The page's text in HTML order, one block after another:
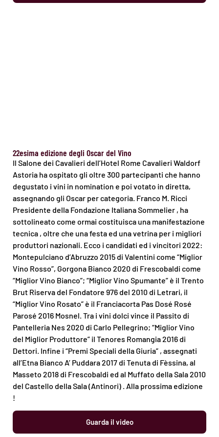
22esima edizione degli Oscar del Vino
Il Salone dei Cavalieri dell’Hotel Rome Cavalieri Waldorf
Astoria ha ospitato gli oltre 300 partecipanti che hanno
degustato i vini in nomination e poi votato in diretta,
assegnando gli Oscar per categoria. Franco M. Ricci
Presidente della Fondazione Italiana Sommelier , ha
sottolineato come ormai costituisca una manifestazione
tecnica , oltre che una festa ed una vetrina per i migliori
produttori nazionali. Ecco i candidati ed i vincitori 2022:
Montepulciano d’Abruzzo 2015 di Valentini come “Miglior
Vino Rosso”, Gorgona Bianco 2020 di Frescobaldi come
“Miglior Vino Bianco”; “Miglior Vino Spumante” è il Trento
Brut Riserva del Fondatore 976 del 2010 di Letrari, il
“Miglior Vino Rosato” è il Franciacorta Pas Dosé Rosé
Parosé 2016 Mosnel. Tra i vini dolci vince il Passito di
Pantelleria Nes 2020 di Carlo Pellegrino; “Miglior Vino
del Miglior Produttore” il Tenores Romangia 2016 di
Dettori. Infine i “Premi Speciali della Giuria” , assegnati
all’Etna Bianco A’ Puddara 2017 di Tenuta di Fèssina, al
Masseto 2018 di Frescobaldi ed al Muffato della Sala 2010
del Castello della Sala (Antinori) . Alla prossima edizione
!
Guarda il video